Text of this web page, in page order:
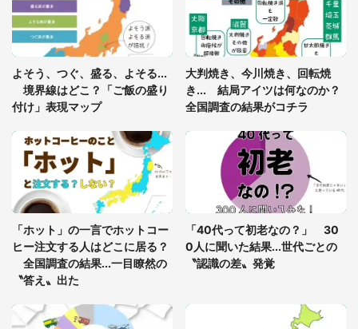
グっちゃってた〝野生の野菜〟に6.5万人戦慄
「閉所恐怖症の私は新幹線で大パニック。隣席の青
年に『手を繋いで』とお願いしたら...」 体験談に
8万人感動
7万人驚がく 「お菓子売り場ならまだしも...」「ハ
ードル高い」
あまりにも四角すぎる猫、激写される 「これもう
座布団だろ」「食パンの耳」と1.4万人困惑
よそう、つぐ、盛る、よそる...
境界線はどこ？「ご飯の盛り
付け」表現マップ
大判焼き、今川焼き、回転焼
き... 結局アイツは何なのか？
全国調査の結果がコチラ
「ホット」の一言でホットコー
ヒー注文する人はどこに居る？
全国調査の結果...一目瞭然の
〝答え〟出た
「40代って初老なの？」 30
0人に聞いた結果...世代ごとの
〝認識の差〟発覚